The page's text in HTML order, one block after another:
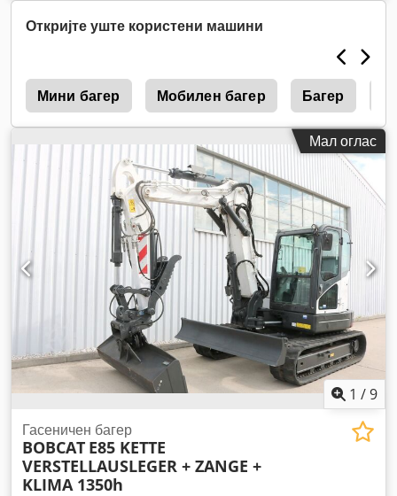
Откријте уште користени машини
Мини багер Мобилен багер Багер
Мал оглас
1 /9
Гасеничен багер
BOBCAT E85 KETTE
VERSTELLAUSLEGER + ZANGE +
KLIMA 1350h